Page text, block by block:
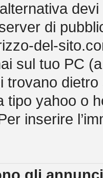
di
del-
sul tuo PC
trovano
tipo yahoo o
inserire